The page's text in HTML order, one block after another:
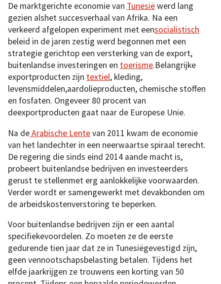
De marktgerichte economie van Tunesiëwerd lang
gezien alshet succesverhaal van Afrika. Na een
verkeerd afgelopen experiment met eensocialistisch
beleid in de jaren zestig werd begonnen met een
strategie gerichtop een versterking van de export,
buitenlandse investeringen en toerisme.Belangrijke
exportproducten zijn textiel, kleding,
levensmiddelen,aardolieproducten, chemische stoffen
en fosfaten. Ongeveer 80 procent van
deexportproducten gaat naar de Europese Unie.
Na deArabische Lentevan 2011 kwam de economie
van het landechter in een neerwaartse spiraal terecht.
De regering die sinds eind 2014 aande macht is,
probeert buitenlandse bedrijven en investeerders
gerust te stellenmet erg aanlokkelijke voorwaarden.
Verder wordt er samengewerkt met devakbonden om
de arbeidskostenverstoring te beperken.
Voor buitenlandse bedrijven zijn er een aantal
specifiekevoordelen. Zo moeten ze de eerste
gedurende tien jaar dat ze in Tunesiëgevestigd zijn,
geen vennootschapsbelasting betalen. Tijdens het
elfde jaarkrijgen ze trouwens een korting van 50